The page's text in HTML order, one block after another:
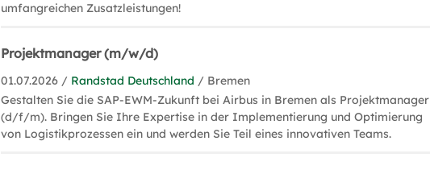
umfangreichen Zusatzleistungen!
Projektmanager (m/w/d)
01.07.2026 / Randstad Deutschland / Bremen
Gestalten Sie die SAP-EWM-Zukunft bei Airbus in Bremen als Projektmanager
(d/f/m). Bringen Sie Ihre Expertise in der Implementierung und Optimierung
von Logistikprozessen ein und werden Sie Teil eines innovativen Teams.